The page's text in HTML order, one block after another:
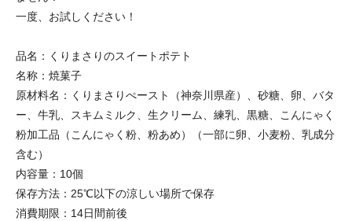
一度、お試しください！
品名：くりまさりのスイートポテト
名称：焼菓子
原材料名：くりまさりぺースト（神奈川県産）、砂糖、卵、バタ
ー、牛乳、スキムミルク、生クリーム、練乳、黒糖、こんにゃく
粉加工品（こんにゃく粉、粉あめ）（一部に卵、小麦粉、乳成分
含む）
内容量：10個
保存方法：25℃以下の涼しい場所で保存
消費期限：14日間前後